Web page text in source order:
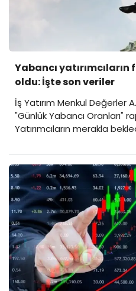
Yabancı
oldu: İşte son veriler
İş Yatırım Menkul Değerler
"Günlük Yabancı Oranları"
Yatırımcıların merakla
payının günlük olarak
odağı olmaya devam eden
çekildiği hisseler mercek